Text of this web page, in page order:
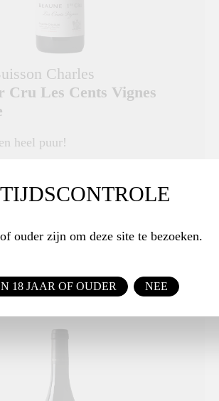
Charles
Cru Les Cents Vignes
heel puur!
€ 72,95
ouder zijn om deze site te bezoeken.
18 JAAR OF OUDER NEE